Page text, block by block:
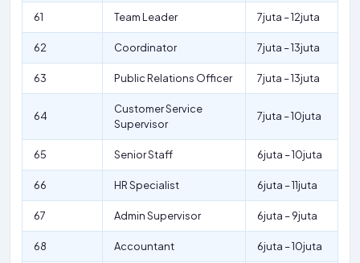
61 Team Leader 7juta – 12juta
62 Coordinator 7juta – 13juta
63 Public Relations Officer 7juta – 13juta
64
Customer Service
Supervisor
7juta – 10juta
65 Senior Staff 6juta – 10juta
66 HR Specialist 6juta – 11juta
67 Admin Supervisor 6juta – 9juta
68 Accountant 6juta – 10juta